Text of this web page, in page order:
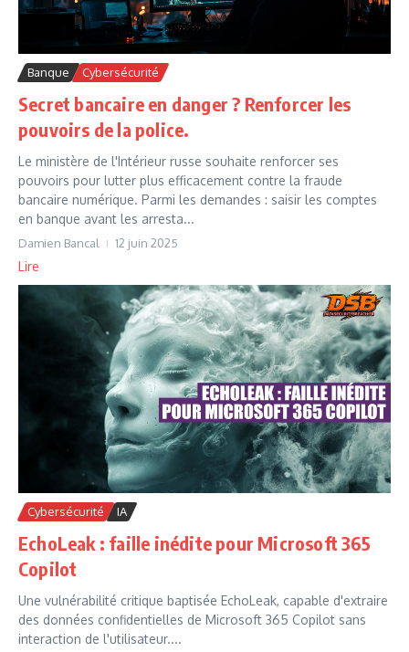
Banque Cybersécurité
Secret bancaire en danger ? Renforcer les
pouvoirs de la police.
Le ministère de l'Intérieur russe souhaite renforcer ses
pouvoirs pour lutter plus efficacement contre la fraude
bancaire numérique. Parmi les demandes : saisir les comptes
en banque avant les arresta...
Damien Bancal 12 juin 2025
Lire
Cybersécurité IA
EchoLeak : faille inédite pour Microsoft 365
Copilot
Une vulnérabilité critique baptisée EchoLeak, capable d'extraire
des données confidentielles de Microsoft 365 Copilot sans
interaction de l'utilisateur....